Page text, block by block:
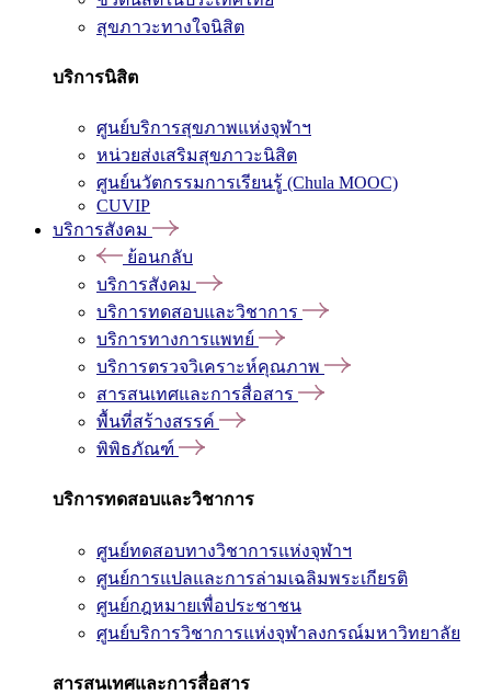
สุขภาวะทางใจนิสิต
บริการนิสิต
ศูนย์บริการสุขภาพแห่งจุฬาฯ
หน่วยส่งเสริมสุขภาวะนิสิต
ศูนย์นวัตกรรมการเรียนรู้ (Chula MOOC)
CUVIP
บริการสังคม
ย้อนกลับ
บริการสังคม
บริการทดสอบและวิชาการ
บริการทางการแพทย์
บริการตรวจวิเคราะห์คุณภาพ
สารสนเทศและการสื่อสาร
พื้นที่สร้างสรรค์
พิพิธภัณฑ์
บริการทดสอบและวิชาการ
ศูนย์ทดสอบทางวิชาการแห่งจุฬาฯ
ศูนย์การแปลและการล่ามเฉลิมพระเกียรติ
ศูนย์กฎหมายเพื่อประชาชน
ศูนย์บริการวิชาการแห่งจุฬาลงกรณ์มหาวิทยาลัย
สารสนเทศและการสื่อสาร